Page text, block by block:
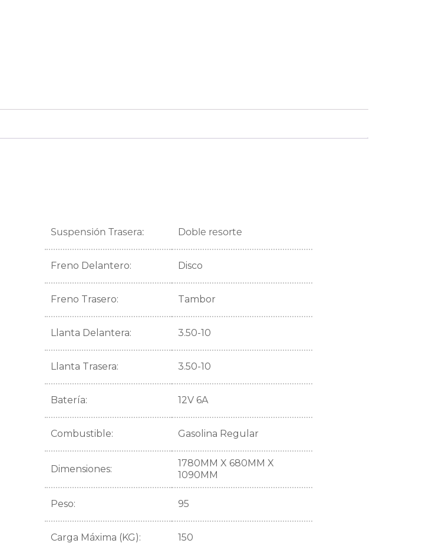
Suspensión Trasera: Doble resorte
Freno Delantero: Disco
Freno Trasero: Tambor
Llanta Delantera: 3.50-10
Llanta Trasera: 3.50-10
Batería: 12V 6A
Combustible: Gasolina Regular
Dimensiones:
1780MM X 680MM X
1090MM
Peso: 95
Carga Máxima (KG): 150